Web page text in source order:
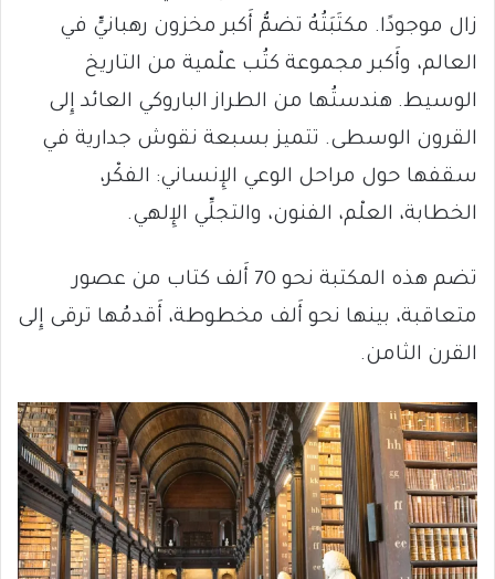
زال موجودًا. مكتَبَتُهُ تضمُّ أَكبر مخزون رهبانيٍّ في
العالم، وأَكبر مجموعة كتُب علْمية من التاريخ
الوسيط. هندستُها من الطراز الباروكي العائد إِلى
القرون الوسطى. تتميز بسبعة نقوش جدارية في
سقفها حول مراحل الوعي الإِنساني: الفكْر،
الخطابة، العلْم، الفنون، والتجلِّي الإِلهي.
تضم هذه المكتبة نحو 70 أَلف كتاب من عصور
متعاقبة، بينها نحو أَلف مخطوطة، أَقدمُها ترقى إِلى
القرن الثامن.